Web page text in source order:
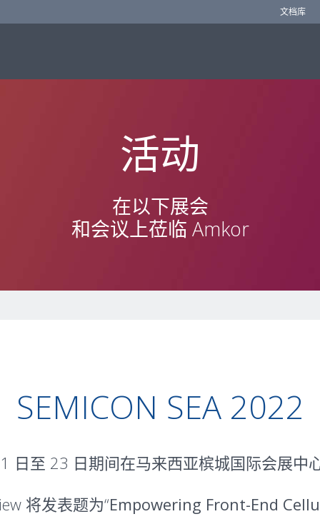
文档库
活动
在以下展会
和会议上莅临 Amkor
SEMICON SEA 2022
至 23 日期间在马来西亚槟城国际会展中心
将发表题为“Empowering Front-End